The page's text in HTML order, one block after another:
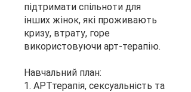
підтримати спільноти для
інших жінок, які проживають
кризу, втрату, горе
використовуючи арт-терапію.
Навчальний план:
1. АРТтерапія, сексуальність та